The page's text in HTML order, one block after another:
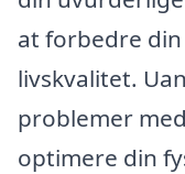
at forbedre
livskvalitet.
problemer
optimere din